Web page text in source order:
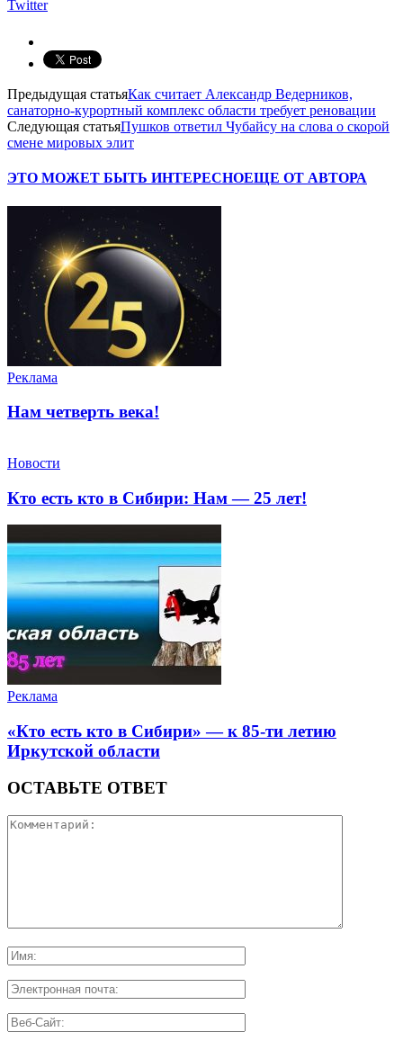
Twitter
Предыдущая статьяКак считает Александр Ведерников,
санаторно-курортный комплекс области требует реновации
Следующая статьяПушков ответил Чубайсу на слова о скорой
смене мировых элит
ЭТО МОЖЕТ БЫТЬ ИНТЕРЕСНОЕЩЕ ОТ АВТОРА
Реклама
Нам четверть века!
Новости
Кто есть кто в Сибири: Нам — 25 лет!
Реклама
«Кто есть кто в Сибири» — к 85-ти летию
Иркутской области
ОСТАВЬТЕ ОТВЕТ